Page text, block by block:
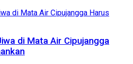
di Mata Air Cipujangga